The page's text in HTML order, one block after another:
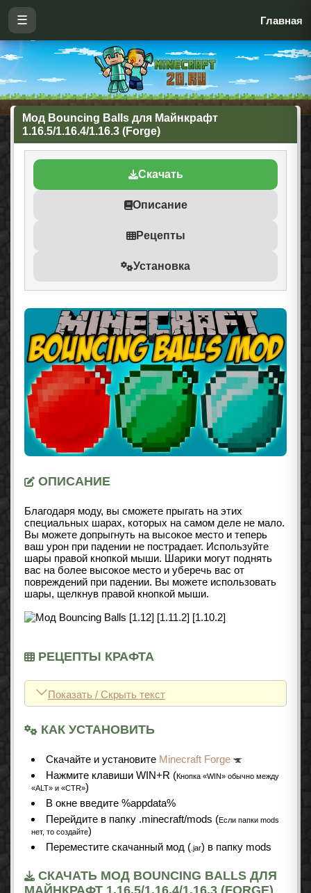
☰ Главная
Мод Bouncing Balls для Майнкрафт
1.16.5/1.16.4/1.16.3 (Forge)
Скачать
Описание
Рецепты
Установка
ОПИСАНИЕ
Благодаря моду, вы сможете прыгать на этих
специальных шарах, которых на самом деле не мало.
Вы можете допрыгнуть на высокое место и теперь
ваш урон при падении не пострадает. Используйте
шары правой кнопкой мыши. Шарики могут поднять
вас на более высокое место и уберечь вас от
повреждений при падении. Вы можете использовать
шары, щелкнув правой кнопкой мыши.
РЕЦЕПТЫ КРАФТА
Показать / Скрыть текст
КАК УСТАНОВИТЬ
Cкачайте и установите Minecraft Forge
Нажмите клавиши WIN+R (Кнопка «WIN» обычно между
«ALT» и «CTR»)
В окне введите %appdata%
Перейдите в папку .minecraft/mods (Если папки mods
нет, то создайте)
Переместите скачанный мод ( .jar) в папку mods
СКАЧАТЬ МОД BOUNCING BALLS ДЛЯ
МАЙНКРАФТ 1.16.5/1.16.4/1.16.3 (FORGE)